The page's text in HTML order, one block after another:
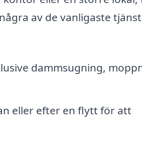
av de vanligaste
dammsugning,
eller efter en flytt för att